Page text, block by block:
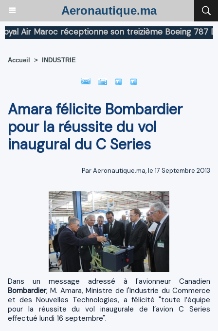
Aeronautique.ma
Maroc réceptionne son treizième Boeing 787
Accueil > INDUSTRIE
Amara félicite Bombardier
pour la réussite du vol
inaugural du C Series
Par Aeronautique.ma, le 17 Septembre 2013
Dans un message adressé à l'avionneur Canadien
Bombardier, M. Amara, Ministre de l'Industrie du Commerce
et des Nouvelles Technologies, a félicité "toute l’équipe
pour la réussite du vol inaugurale de l’avion C Series
effectué lundi 16 septembre".